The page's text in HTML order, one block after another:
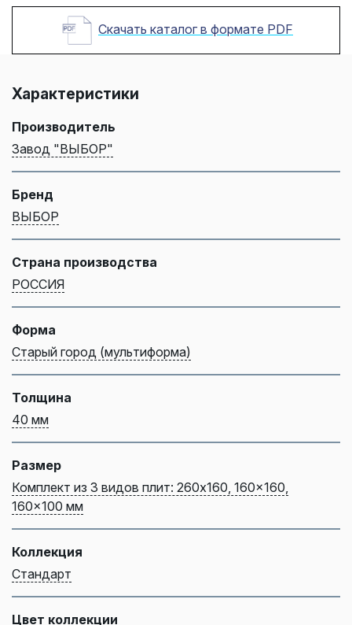
Скачать каталог в формате PDF
Характеристики
Производитель
Завод "ВЫБОР"
Бренд
ВЫБОР
Страна производства
РОССИЯ
Форма
Старый город (мультиформа)
Толщина
40 мм
Размер
Комплект из 3 видов плит: 260x160, 160x160,
160x100 мм
Коллекция
Стандарт
Цвет коллекции